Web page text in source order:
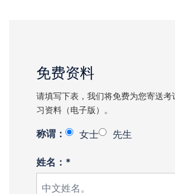
免费资料
请填写下表，我们将免费为您寄送考
习资料（电子版）。
称谓： 女士 先生
姓名：*